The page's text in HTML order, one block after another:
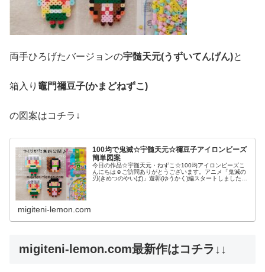
両手ひろげたバージョンの宇髄天元(うずいてんげん)と
箱入り 竈門禰豆子(かまどねずこ)
の図案はコチラ↓
100均で鬼滅☆宇髄天元☆禰豆子アイロンビーズ
簡単図案
今日の作品☆宇髄天元・ねずこ☆100均アイロンビーズこ
んにちは☺ご訪問ありがとうございます。アニメ「鬼滅の
刃(きめつのやいば)」遊郭(ゆうかく)編スタートしましたね
migiteni-lemon.com
migiteni-lemon.com最新作はコチラ↓↓